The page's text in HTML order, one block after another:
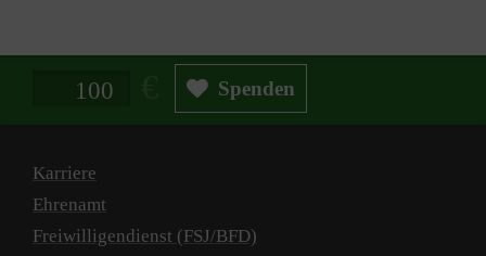
Spendenbetrag in Euro Spenden
Karriere
Ehrenamt
Freiwilligendienst (FSJ/BFD)